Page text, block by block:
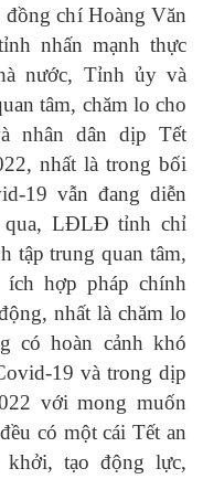
chí Hoàng Văn
nhấn mạnh thực
nước, Tỉnh ủy và
tâm, chăm lo cho
nhân dân dịp Tết
2, nhất là trong bối
19 vẫn đang diễn
qua, LĐLĐ tỉnh chỉ
tập trung quan tâm,
hợp pháp chính
nhất là chăm lo
có hoàn cảnh khó
19 và trong dịp
với mong muốn
có một cái Tết an
tạo động lực,